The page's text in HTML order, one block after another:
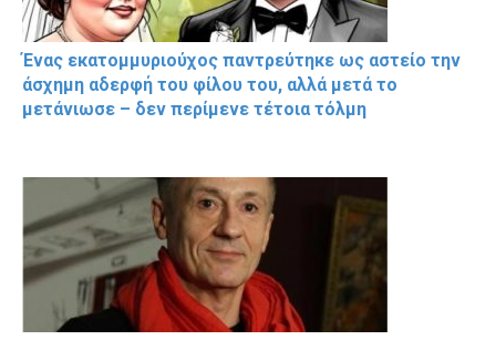
Ένας εκατομμυριούχος παντρεύτηκε ως αστείο την
άσχημη αδερφή του φίλου του, αλλά μετά το
μετάνιωσε – δεν περίμενε τέτοια τόλμη